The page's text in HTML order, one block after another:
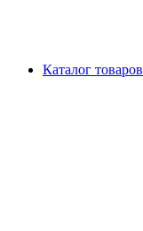
Каталог товаров